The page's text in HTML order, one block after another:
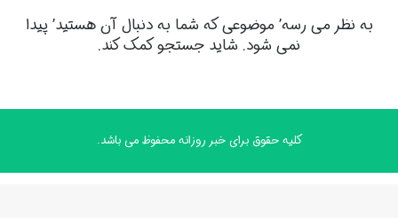
به نظر می رسه’ موضوعی که شما به دنبال آن هستید’ پیدا
نمی شود. شاید جستجو کمک کند.
کلیه حقوق برای خبر روزانه محفوظ می باشد.